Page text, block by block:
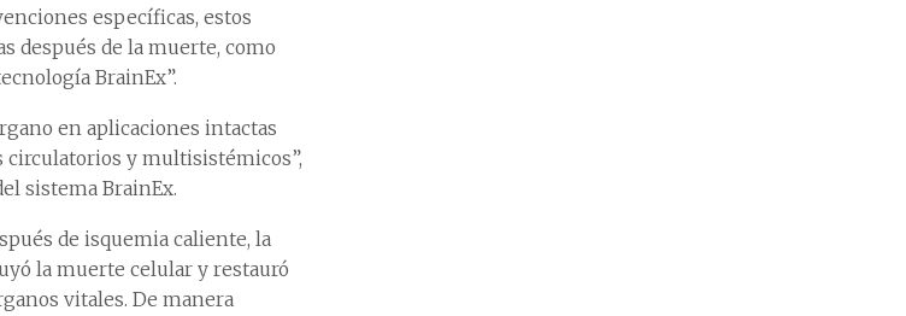
específicas, estos
después de la muerte, como
BrainEx”.
en aplicaciones intactas
circulatorios y multisistémicos”,
sistema BrainEx.
de isquemia caliente, la
la muerte celular y restauró
vitales. De manera